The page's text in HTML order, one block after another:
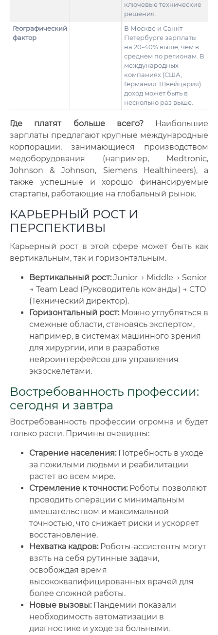
ключевые технические
решения.
Географический
фактор
В Москве и Санкт-
Петербурге зарплаты
на 20-40% выше, чем в
среднем по регионам. В
международных
компаниях (США,
Германия, Швейцария)
доход может быть в
несколько раз выше.
Где платят больше всего?Наибольшие
зарплаты предлагают крупные международные
корпорации, занимающиеся производством
медоборудования (например, Medtronic,
Johnson & Johnson, Siemens Healthineers), а
также успешные и хорошо финансируемые
стартапы, работающие на глобальный рынок.
КАРЬЕРНЫЙ РОСТ И
ПЕРСПЕКТИВЫ
Карьерный рост в этой сфере может быть как
вертикальным, так и горизонтальным.
Вертикальный рост:Junior → Middle → Senior
→ Team Lead (Руководитель команды) → CTO
(Технический директор).
Горизонтальный рост:Можно углубляться в
смежные области, становясь экспертом,
например, в системах машинного зрения
для хирургии, или в разработке
нейроинтерфейсов для управления
экзоскелетами.
Востребованность профессии:
сегодня и завтра
Востребованность профессии огромна и будет
только расти. Причины очевидны:
Старение населения:Потребность в уходе
за пожилыми людьми и реабилитации
растет во всем мире.
Стремление к точности:Роботы позволяют
проводить операции с минимальным
вмешательством и максимальной
точностью, что снижает риски и ускоряет
восстановление.
Нехватка кадров:Роботы-ассистенты могут
взять на себя рутинные задачи,
освобождая время
высококвалифицированных врачей для
более сложной работы.
Новые вызовы:Пандемии показали
необходимость автоматизации в
диагностике и уходе за больными.